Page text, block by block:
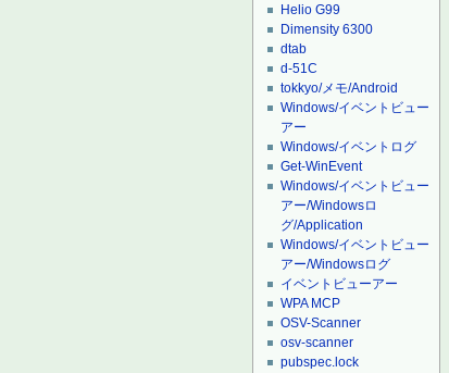
Helio G99
Dimensity 6300
dtab
d-51C
tokkyo/メモ/Android
Windows/イベントビュー
アー
Windows/イベントログ
Get-WinEvent
Windows/イベントビュー
アー/Windowsロ
グ/Application
Windows/イベントビュー
アー/Windowsログ
イベントビューアー
WPA MCP
OSV-Scanner
osv-scanner
pubspec.lock